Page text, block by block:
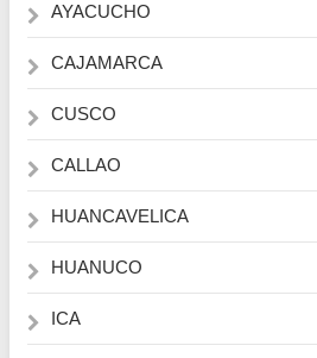
AYACUCHO
CAJAMARCA
CUSCO
CALLAO
HUANCAVELICA
HUANUCO
ICA